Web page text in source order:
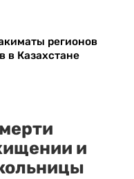
регионов
в Казахстане
и